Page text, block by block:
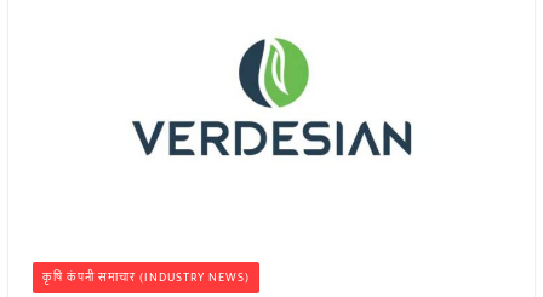
कृषि कंपनी समाचार (INDUSTRY NEWS)